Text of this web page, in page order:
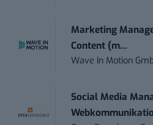
Marketing
Content (m...
Wave In Motion
Social Media